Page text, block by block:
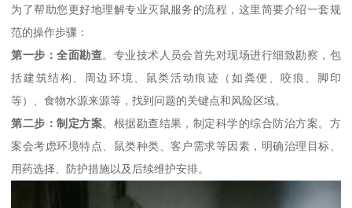
为了帮助您更好地理解专业灭鼠服务的流程，这里简要介绍一套规
范的操作步骤：
第一步：全面勘查。专业技术人员会首先对现场进行细致勘察，包
括建筑结构、周边环境、鼠类活动痕迹（如粪便、咬痕、脚印
等）、食物水源来源等，找到问题的关键点和风险区域。
第二步：制定方案。根据勘查结果，制定科学的综合防治方案。方
案会考虑环境特点、鼠类种类、客户需求等因素，明确治理目标、
用药选择、防护措施以及后续维护安排。